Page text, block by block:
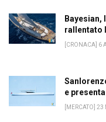
Bayesian,
rallentato
[CRONACA] 6
e
[MERCATO]